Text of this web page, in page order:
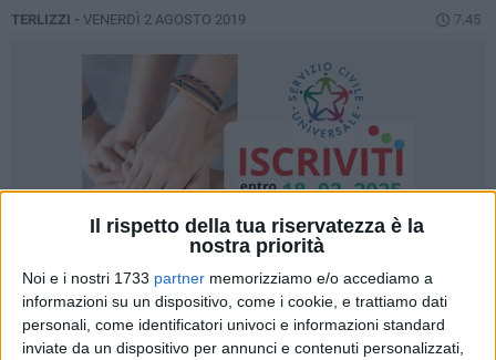
Il rispetto della tua riservatezza è la
nostra priorità
Noi e i nostri 1733 partner memorizziamo e/o accediamo a
informazioni su un dispositivo, come i cookie, e trattiamo dati
personali, come identificatori univoci e informazioni standard
inviate da un dispositivo per annunci e contenuti personalizzati,
TERLIZZI - VENERDÌ 2 AGOSTO 2019 7.45